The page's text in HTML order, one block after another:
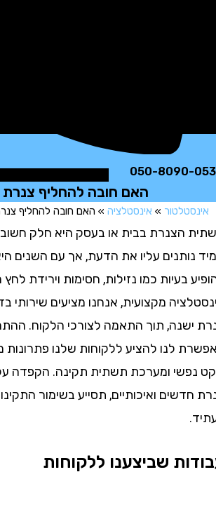
050-
האם חובה להחליף צנרת
»אינסטלציה»האם חובה להחליף צנרת
הצנרת בבית או בעסק היא חלק חשוב
עליו את הדעת, אך עם השנים היא
בעיות כמו נזילות, חסימות וירידת לחץ
מקצועית, אנחנו מציעים שירותי
תוך התאמה לצורכי הלקוח.
לנו להציע ללקוחות שלנו פתרונות
ומערכת תשתית תקינה. הקפדה על
ואיכותיים, תסייע בשימור התקינות
שביצענו ללקוחות